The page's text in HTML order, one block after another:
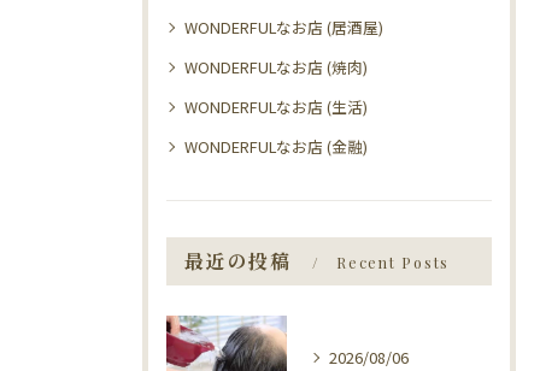
WONDERFULなお店 (居酒屋)
WONDERFULなお店 (焼肉)
WONDERFULなお店 (生活)
WONDERFULなお店 (金融)
最近の投稿 Recent Posts
2026/08/06